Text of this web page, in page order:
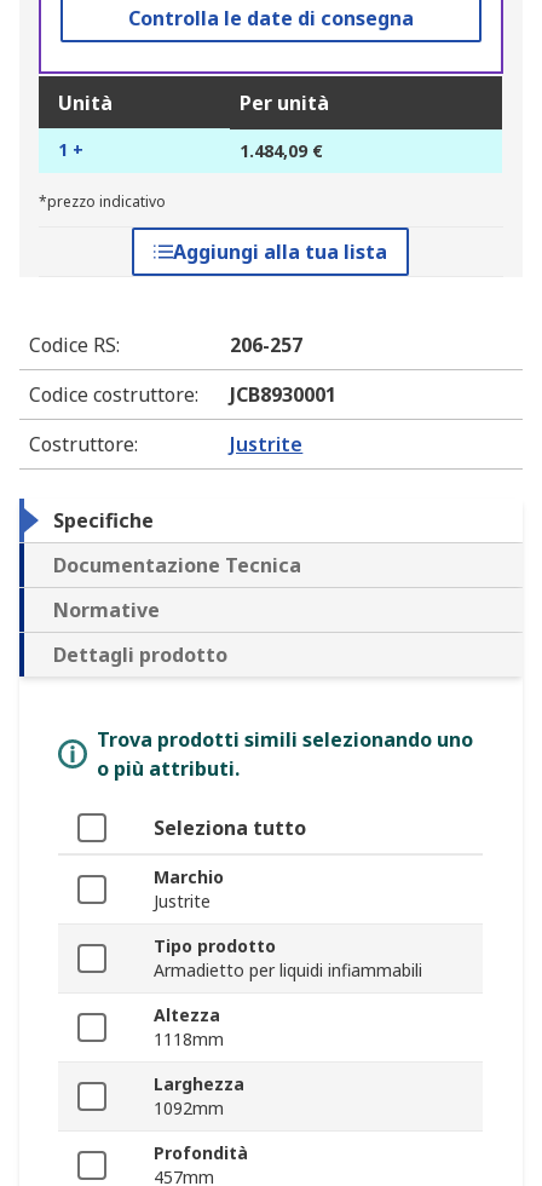
Controlla le date di consegna
Unità Per unità
1 + 1.484,09 €
*prezzo indicativo
Aggiungi alla tua lista
Codice RS:
206-257
Codice costruttore:
JCB8930001
Costruttore: Justrite
Specifiche
Documentazione Tecnica
Normative
Dettagli prodotto
Trova prodotti simili selezionando uno
o più attributi.
Seleziona tutto
Marchio
Justrite
Tipo prodotto
Armadietto per liquidi infiammabili
Altezza
1118mm
Larghezza
1092mm
Profondità
457mm